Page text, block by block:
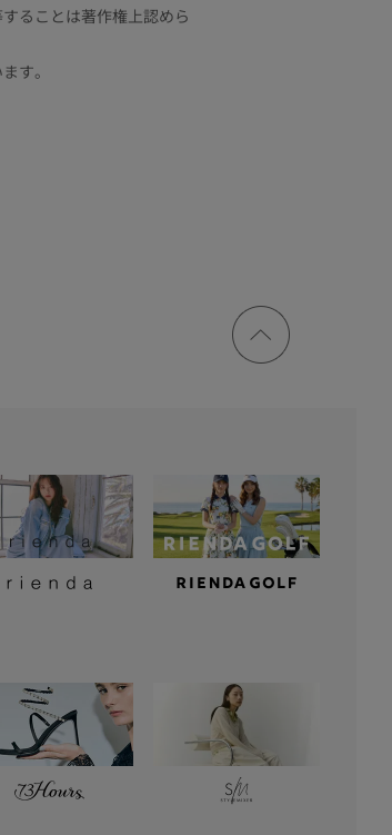
ることは著作権上認めら
す。
ページ
トップ